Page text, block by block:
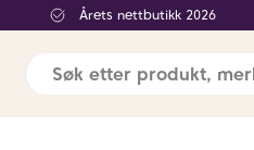
Årets nettbutikk 2026